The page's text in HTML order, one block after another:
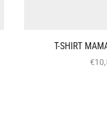
T-SHIRT
€